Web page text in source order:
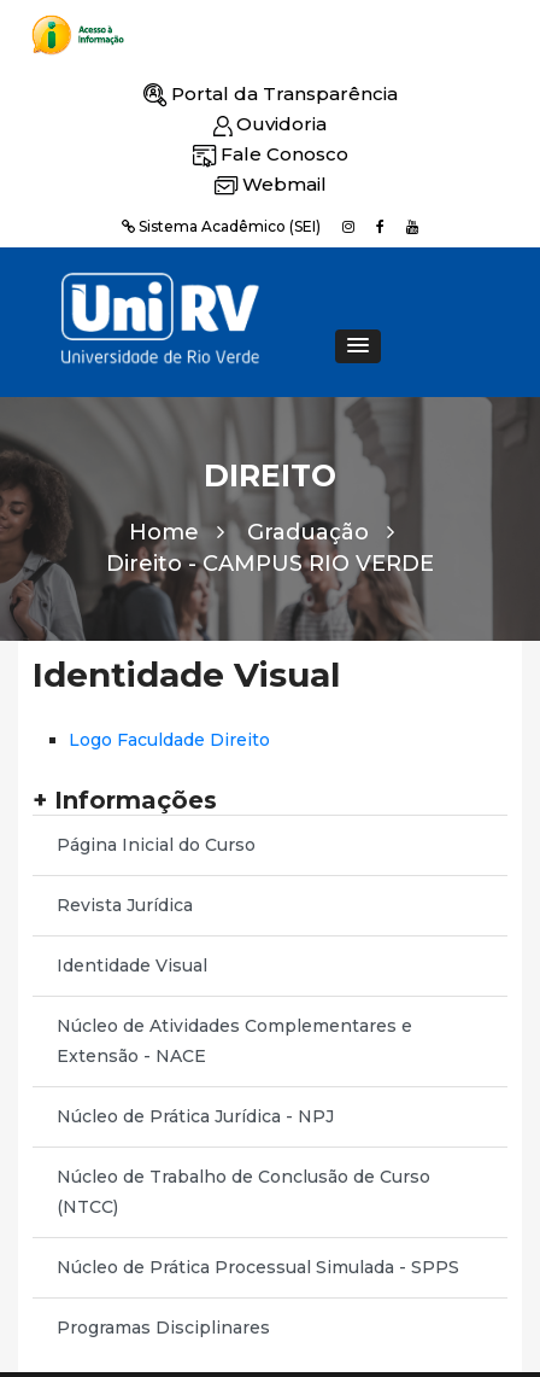
Portal da Transparência
Ouvidoria
Fale Conosco
Webmail
Sistema Acadêmico (SEI)
DIREITO
Home
Graduação
Direito -CAMPUS RIO VERDE
Identidade Visual
Logo Faculdade Direito
+ Informações
Página Inicial do Curso
Revista Jurídica
Identidade Visual
Núcleo de Atividades Complementares e
Extensão - NACE
Núcleo de Prática Jurídica - NPJ
Núcleo de Trabalho de Conclusão de Curso
(NTCC)
Núcleo de Prática Processual Simulada - SPPS
Programas Disciplinares